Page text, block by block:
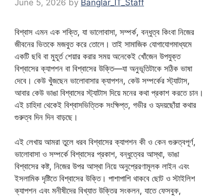
June 5, 2026 by Banglar_IT_Staff
বিশ্বাস এমন এক শক্তি, যা ভালোবাসা, সম্পর্ক, বন্ধুত্ব কিংবা নিজের
জীবনের ভিতকে মজবুত করে তোলে। তাই সামাজিক যোগাযোগমাধ্যমে
একটি ছবি বা মুহূর্ত শেয়ার করার সময় অনেকেই খোঁজেন উপযুক্ত
বিশ্বাসের ক্যাপশন বা বিশ্বাসের উক্তি—যা অনুভূতিটাকে সঠিক ভাষা
দেবে। কেউ খুঁজছেন ভালোবাসার ক্যাপশন, কেউ সম্পর্কের স্ট্যাটাস,
আবার কেউ ভাঙা বিশ্বাসের স্ট্যাটাস দিয়ে মনের কথা প্রকাশ করতে চান।
এই চাহিদা থেকেই বিশ্বাসভিত্তিক সংক্ষিপ্ত, গভীর ও হৃদয়ছোঁয়া কথার
গুরুত্ব দিন দিন বাড়ছে।
এই লেখায় আমরা তুলে ধরব বিশ্বাসের ক্যাপশন কী ও কেন গুরুত্বপূর্ণ,
ভালোবাসা ও সম্পর্কে বিশ্বাসের প্রকাশ, বন্ধুত্বের আস্থা, ভাঙা
বিশ্বাসের কষ্ট, নিজের উপর আস্থা নিয়ে অনুপ্রেরণামূলক লাইন এবং
ইসলামিক দৃষ্টিতে বিশ্বাসের উক্তি। পাশাপাশি থাকবে ছোট ও স্টাইলিশ
ক্যাপশন এবং মনীষীদের বিখ্যাত উক্তির সংকলন, যাতে ফেসবুক,